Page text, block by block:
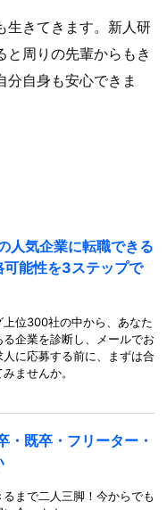
生きてきます。新人研
と周りの先輩からもき
分自身も安心できま
人気企業に転職できる
能性を3ステップで
位300社の中から、あなた
企業を診断し、メールでお
に応募する前に、まずは合
ませんか。
・既卒・フリーター・
まで二人三脚！今からでも